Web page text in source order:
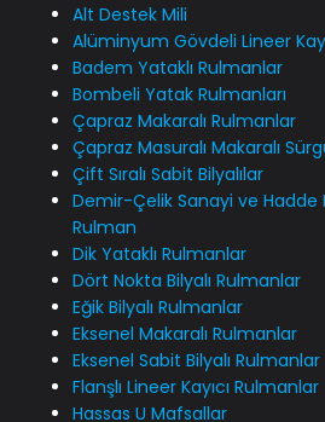
Alt Destek Mili
Alüminyum Gövdeli Lineer
Badem Yataklı Rulmanlar
Bombeli Yatak Rulmanları
Çapraz Makaralı Rulmanlar
Çapraz Masuralı Makaralı
Çift Sıralı Sabit Bilyalılar
Demir-Çelik Sanayi ve Hadde
Rulman
Dik Yataklı Rulmanlar
Dört Nokta Bilyalı Rulmanlar
Eğik Bilyalı Rulmanlar
Eksenel Makaralı Rulmanlar
Eksenel Sabit Bilyalı Rulmanlar
Flanşlı Lineer Kayıcı Rulmanlar
Hassas U Mafsallar